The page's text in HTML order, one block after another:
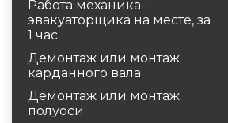
Работа механика-
эвакуаторщика на месте, за
1 час
Демонтаж или монтаж
карданного вала
Демонтаж или монтаж
полуоси